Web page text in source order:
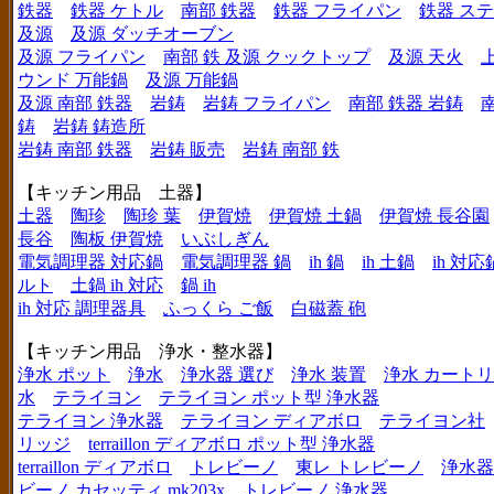
鉄器
鉄器 ケトル 南部 鉄器 鉄器 フライパン
鉄器 ス
及源
及源 ダッチオーブン
及源 フライパン
南部 鉄 及源 クックトップ 及源 天火
ウンド 万能鍋
及源 万能鍋
及源 南部 鉄器
岩鋳 岩鋳 フライパン 南部 鉄器 岩鋳
鋳
岩鋳 鋳造所
岩鋳 南部 鉄器
岩鋳 販売 岩鋳 南部 鉄
【キッチン用品 土器】
土器
陶珍 陶珍 葉 伊賀焼 伊賀焼 土鍋
伊賀焼 長谷園
長谷
陶板 伊賀焼
いぶしぎん
電気調理器 対応鍋
電気調理器 鍋 ih 鍋 ih 土鍋
ih 対応
ルト
土鍋 ih 対応
鍋 ih
ih 対応 調理器具
ふっくら ご飯 白磁蓋 砲
【キッチン用品 浄水・整水器】
浄水 ポット
浄水 浄水器 選び 浄水 装置
浄水 カート
水
テライヨン
テライヨン ポット型 浄水器
テライヨン 浄水器
テライヨン ディアボロ
テライヨン社
リッジ
terraillon ディアボロ ポット型 浄水器
terraillon ディアボロ
トレビーノ 東レ トレビーノ
浄水
ビーノ カセッティ mk203x
トレビーノ 浄水器